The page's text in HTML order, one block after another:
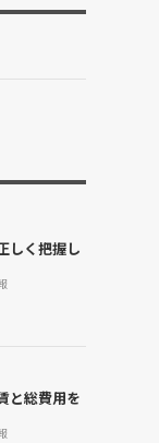
しく把握し
と総費用を